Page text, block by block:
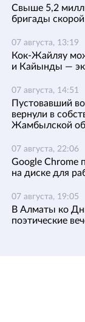
Свыше 5,2
бригады
07 августа, 13:19
Кок-Жайляу
и Кайынды —
07 августа, 14:51
Пустовавший
вернули в
Жамбылской
07 августа, 22:06
Google Chrome
на диске для
07 августа, 19:05
В Алматы ко
поэтические